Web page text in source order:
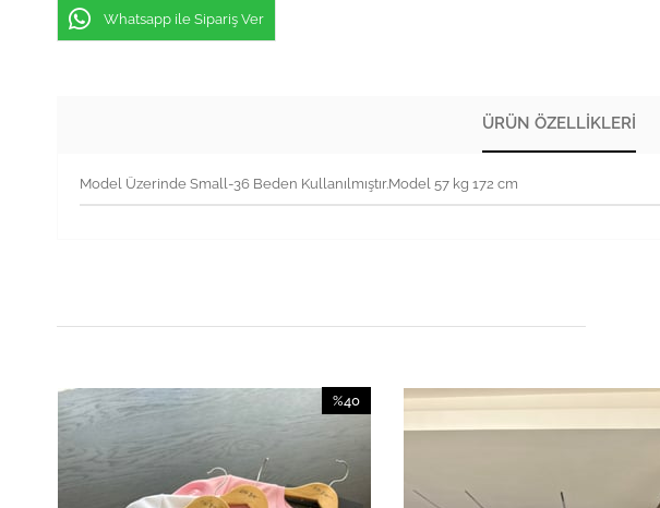
Whatsapp ile Sipariş Ver
ÜRÜN ÖZELLIKLERI
Model Üzerinde Small-36 Beden Kullanılmıştır.Model 57 kg 172 cm
%40
%40İndirim